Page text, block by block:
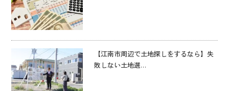
【江南市周辺で土地探しをするなら】失
敗しない土地選…